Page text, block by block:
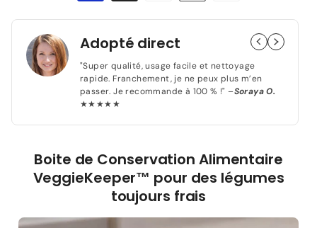
Boite
de
Conservation
Alimentaire
-
VeggieKeeper™
Pomme
de
Boite
Conservation
Alimentaire
-
VeggieKeeper™
-
Pomme
paiement
Adopté direct
"Super qualité, usage facile et nettoyage
rapide. Franchement, je ne peux plus m’en
passer. Je recommande à 100 % !" –Soraya O.
★★★★★
Boite de Conservation Alimentaire
VeggieKeeper™ pour des légumes
toujours frais